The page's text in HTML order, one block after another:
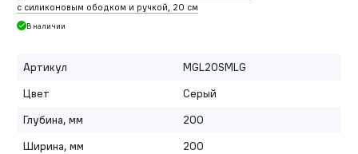
с силиконовым ободком и ручкой, 20 см
В наличии
Артикул
MGL20SMLG
Цвет
Серый
Глубина, мм
200
Ширина, мм
200